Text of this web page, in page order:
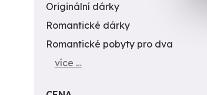
Originální dárky
Romantické dárky
Romantické pobyty pro dva
více …